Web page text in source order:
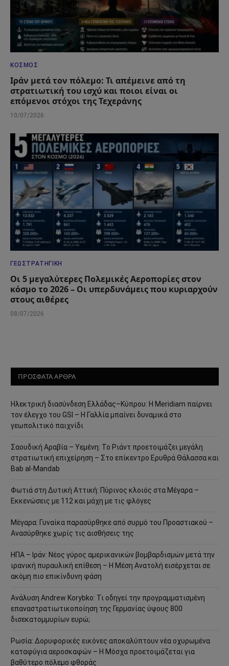
ΚΌΣΜΟΣ
Ιράν μετά τον πόλεμο: Τι απέμεινε από τη
στρατιωτική του ισχύ και ποιοι είναι οι
επόμενοι στόχοι της Τεχεράνης
10/07/2026
ΓΕΩΣΤΡΑΤΗΓΙΚΉ
Οι 5 μεγαλύτερες Πολεμικές Αεροπορίες στον
κόσμο το 2026 – Οι υπερδυνάμεις που κυριαρχούν
στους αιθέρες
08/07/2026
ΠΡΟΣΦΑΤΑ ΑΡΘΡΑ
Ηλεκτρική διασύνδεση Ελλάδας–Κύπρου: Η Meridiam παίρνει
τον έλεγχο του GSI – Η Γαλλία μπαίνει δυναμικά στο
γεωπολιτικό παιχνίδι
Σαουδική Αραβία – Υεμένη: Το Ριάντ προετοιμάζει μεγάλη
στρατιωτική επιχείρηση – Στο επίκεντρο Ερυθρά Θάλασσα και
Bab al-Mandab
Φωτιά στη Δυτική Αττική: Πύρινος κλοιός στα Μέγαρα –
Εκκενώσεις με 112 και μάχη με τις φλόγες
Μέγαρα: Γυναίκα παρασύρθηκε από συρμό του Προαστιακού –
Ανασύρθηκε χωρίς τις αισθήσεις της
ΗΠΑ – Ιράν: Νέος γύρος αμερικανικών βομβαρδισμών μετά την
ιρανική πυραυλική επίθεση – Η Μέση Ανατολή εισέρχεται σε
ακόμη πιο επικίνδυνη φάση
Ανάλυση Andrew Korybko: Τι οδηγεί την προγραμματισμένη
επαναστρατιωτικοποίηση της Γερμανίας ύψους 800
δισεκατομμυρίων ευρώ;
Ρωσία: Δορυφορικές εικόνες αποκαλύπτουν νέα οχυρωμένα
καταφύγια αεροσκαφών – Η Μόσχα προετοιμάζεται για
βαθύτερο πόλεμο φθοράς